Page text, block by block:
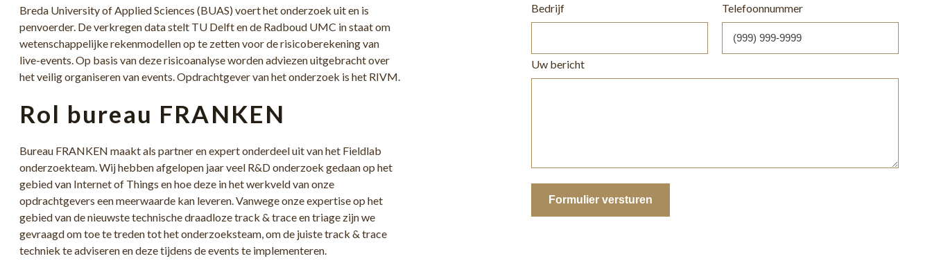
Breda University of Applied Sciences (BUAS) voert het onderzoek uit en is
penvoerder. De verkregen data stelt TU Delft en de Radboud UMC in staat om
wetenschappelijke rekenmodellen op te zetten voor de risicoberekening van
live-events. Op basis van deze risicoanalyse worden adviezen uitgebracht over
het veilig organiseren van events. Opdrachtgever van het onderzoek is het RIVM.
Rol bureau FRANKEN
Bureau FRANKEN maakt als partner en expert onderdeel uit van het Fieldlab
onderzoekteam. Wij hebben afgelopen jaar veel R&D onderzoek gedaan op het
gebied van Internet of Things en hoe deze in het werkveld van onze
opdrachtgevers een meerwaarde kan leveren. Vanwege onze expertise op het
gebied van de nieuwste technische draadloze track & trace en triage zijn we
gevraagd om toe te treden tot het onderzoeksteam, om de juiste track & trace
techniek te adviseren en deze tijdens de events te implementeren.
Bedrijf Telefoonnummer
Uw bericht
Formulier versturen